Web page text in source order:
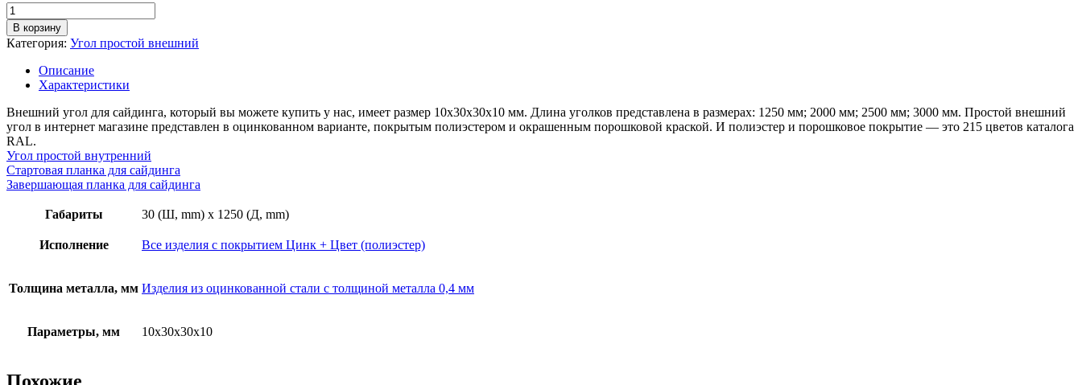
Количество
товара
Угол
простой
внешний,
грань
мм,
длина
1,25м,
толщина
металла
0,4
В корзину
Категория: Угол простой внешний
Описание
Характеристики
Внешний угол для сайдинга, который вы можете купить у нас, имеет размер 10х30х30х10 мм. Длина уголков представлена в размерах: 1250 мм; 2000 мм; 2500 мм; 3000 мм. Простой внешний
угол в интернет магазине представлен в оцинкованном варианте, покрытым полиэстером и окрашенным порошковой краской. И полиэстер и порошковое покрытие — это 215 цветов каталога
RAL.
Угол простой внутренний
Стартовая планка для сайдинга
Завершающая планка для сайдинга
Габариты 30 (Ш, mm) x 1250 (Д, mm)
Исполнение Все изделия с покрытием Цинк + Цвет (полиэстер)
Толщина металла, мм Изделия из оцинкованной стали с толщиной металла 0,4 мм
Параметры, мм 10х30х30х10
Похожие